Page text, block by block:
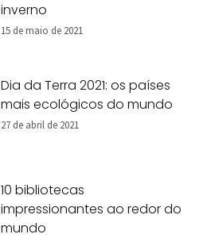
inverno
15 de maio de 2021
Dia da Terra 2021: os países
mais ecológicos do mundo
27 de abril de 2021
10 bibliotecas
impressionantes ao redor do
mundo